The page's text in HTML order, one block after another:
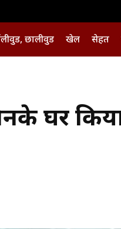
छालीवुड खेल सेहत
घर